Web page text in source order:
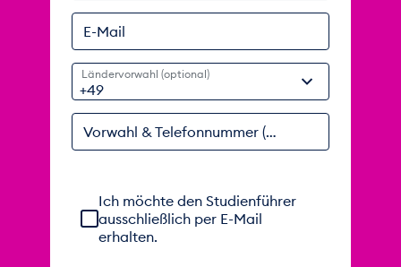
E-Mail
Ländervorwahl (optional)
Vorwahl & Telefonnummer (optional)
Ich möchte den Studienführer
ausschließlich per E-Mail
erhalten.